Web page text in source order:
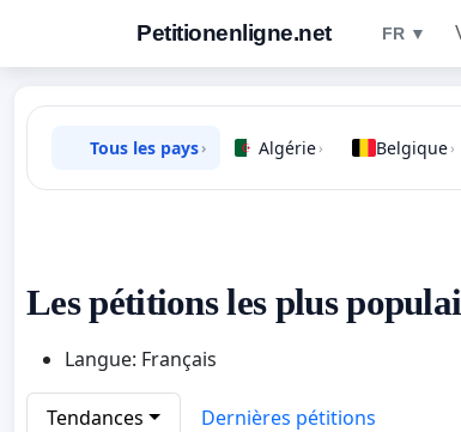
Petitionenligne.net FR ▼
Tous les pays› Algérie› Belgique›
Les pétitions les plus
Langue: Français
Tendances
Dernières pétitions